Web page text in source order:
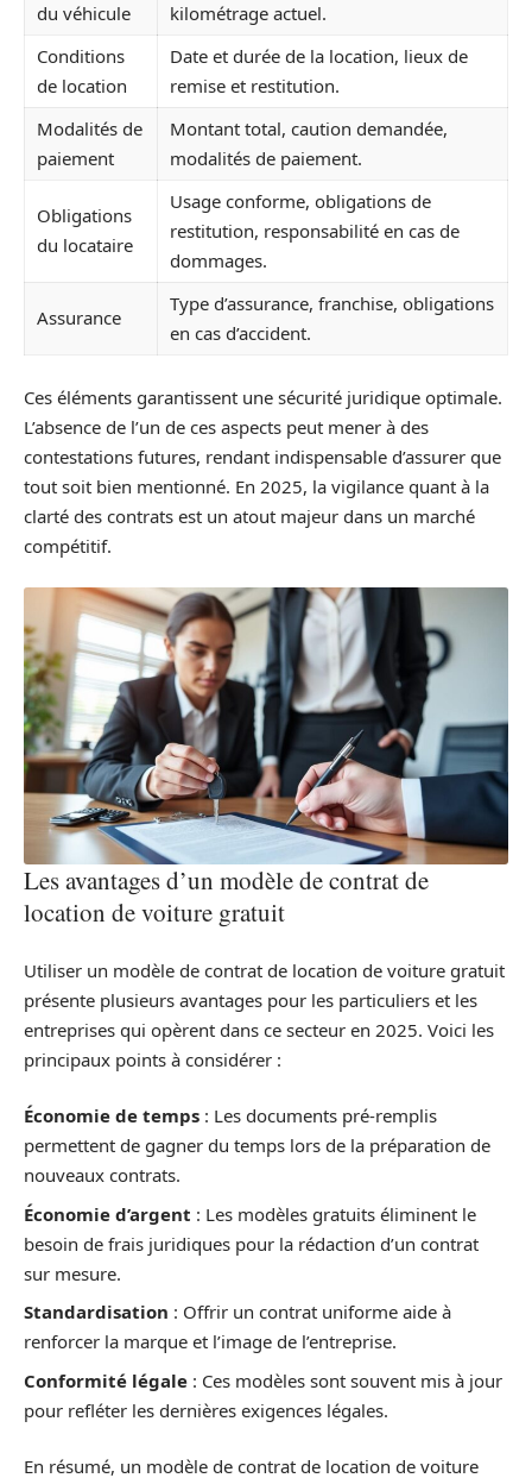
du véhicule
kilométrage actuel.
Conditions
de location
Date et durée de la location, lieux de
remise et restitution.
Modalités de
paiement
Montant total, caution demandée,
modalités de paiement.
Obligations
du locataire
Usage conforme, obligations de
restitution, responsabilité en cas de
dommages.
Assurance
Type d’assurance, franchise, obligations
en cas d’accident.
Ces éléments garantissent une sécurité juridique optimale.
L’absence de l’un de ces aspects peut mener à des
contestations futures, rendant indispensable d’assurer que
tout soit bien mentionné. En 2025, la vigilance quant à la
clarté des contrats est un atout majeur dans un marché
compétitif.
Les avantages d’un modèle de contrat de
location de voiture gratuit
Utiliser un modèle de contrat de location de voiture gratuit
présente plusieurs avantages pour les particuliers et les
entreprises qui opèrent dans ce secteur en 2025. Voici les
principaux points à considérer :
Économie de temps : Les documents pré-remplis
permettent de gagner du temps lors de la préparation de
nouveaux contrats.
Économie d’argent : Les modèles gratuits éliminent le
besoin de frais juridiques pour la rédaction d’un contrat
sur mesure.
Standardisation : Offrir un contrat uniforme aide à
renforcer la marque et l’image de l’entreprise.
Conformité légale : Ces modèles sont souvent mis à jour
pour refléter les dernières exigences légales.
En résumé, un modèle de contrat de location de voiture